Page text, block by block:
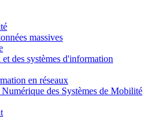
massives
des systèmes d'information
en réseaux
des Systèmes de Mobilité